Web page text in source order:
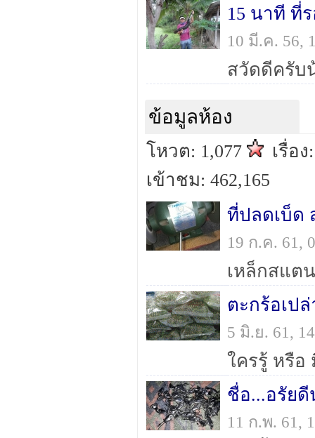
15 นาที ที่
10 มี.ค. 56,
ข้อมูลห้อง
โหวต: 1,077
เรื่อ
เข้าชม: 462,165
ที่ปลดเบ็ด
19 ก.ค. 61,
ตะกร้อเปล่
5 มิ.ย. 61,
ใครรู้ หรือ
ชื่อ...อรัยดี
11 ก.พ. 61,